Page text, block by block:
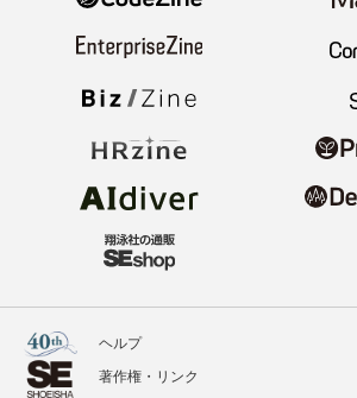
ヘルプ
著作権・リンク